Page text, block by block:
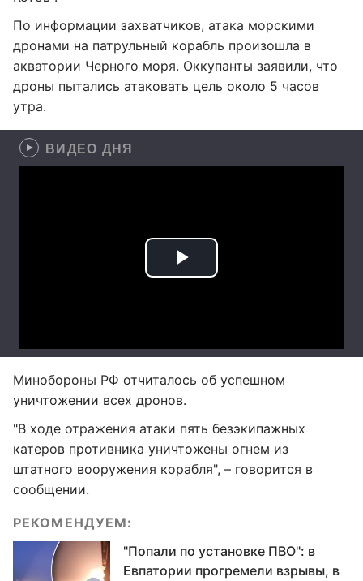
По информации захватчиков, атака морскими
дронами на патрульный корабль произошла в
акватории Черного моря. Оккупанты заявили, что
дроны пытались атаковать цель около 5 часов
утра.
ВИДЕО ДНЯ
Минобороны РФ отчиталось об успешном
уничтожении всех дронов.
"В ходе отражения атаки пять безэкипажных
катеров противника уничтожены огнем из
штатного вооружения корабля", – говорится в
сообщении.
РЕКОМЕНДУЕМ:
"Попали по установке ПВО": в
Евпатории прогремели взрывы, в